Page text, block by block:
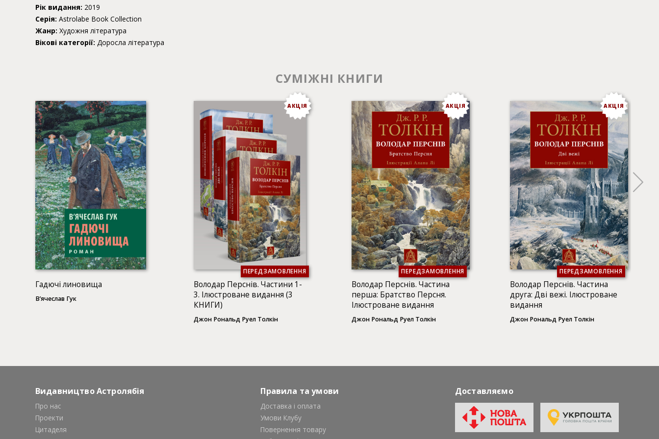
Рік видання: 2019
Серія: Astrolabe Book Collection
Жанр: Художня література
Вікові категорії: Доросла література
СУМІЖНІ КНИГИ
Гадючі линовища
В’ячеслав Гук
АКЦІЯ
ПЕРЕДЗАМОВЛЕННЯ
Володар Перснів. Частини 1-
3. Ілюстроване видання (3
КНИГИ)
Джон Рональд Руел Толкін
АКЦІЯ
ПЕРЕДЗАМОВЛЕННЯ
Володар Перснів. Частина
перша: Братство Персня.
Ілюстроване видання
Джон Рональд Руел Толкін
АКЦІЯ
ПЕРЕДЗАМОВЛЕННЯ
Володар Перснів. Частина
друга: Дві вежі. Ілюстроване
видання
Джон Рональд Руел Толкін
Видавництво Астролябія
Про нас
Проекти
Цитаделя
Правила та умови
Доставка і оплата
Умови Клубу
Повернення товару
Доставляємо